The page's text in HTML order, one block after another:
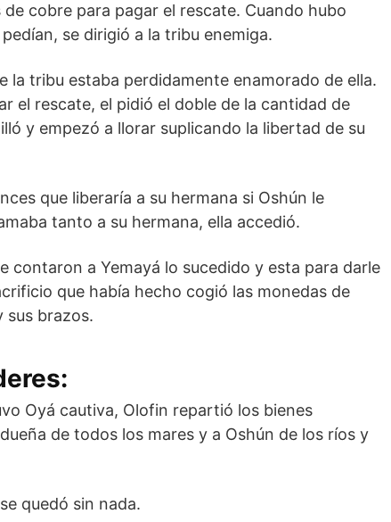
cobre para pagar el rescate. Cuando hubo
se dirigió a la tribu enemiga.
la tribu estaba perdidamente enamorado de ella.
el rescate, el pidió el doble de la cantidad de
y empezó a llorar suplicando la libertad de su
que liberaría a su hermana si Oshún le
tanto a su hermana, ella accedió.
contaron a Yemayá lo sucedido y esta para darle
que había hecho cogió las monedas de
sus brazos.
Oyá cautiva, Olofin repartió los bienes
de todos los mares y a Oshún de los ríos y
quedó sin nada.